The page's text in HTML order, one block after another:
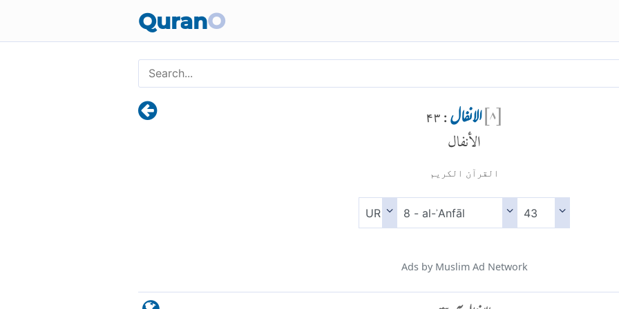
QuranO
[۸]الانفال : ۴۳
الأنفال
القرآن الكريم
Ads by Muslim Ad Network